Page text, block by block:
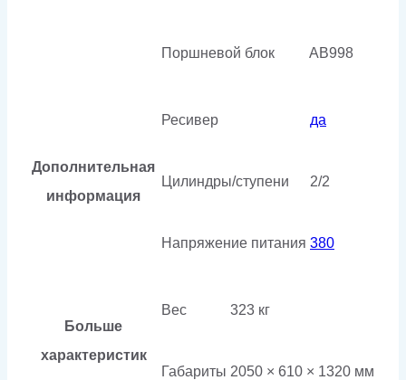
Поршневой блок АВ998
Дополнительная
информация
Ресивер да
Цилиндры/ступени 2/2
Напряжение питания 380
Больше
характеристик
Вес 323 кг
Габариты 2050 × 610 × 1320 мм